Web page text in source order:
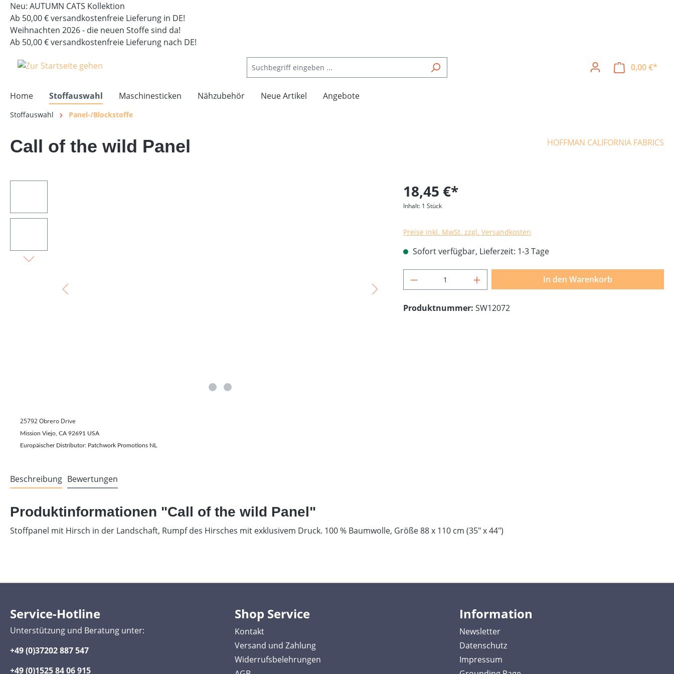
Zur Hauptnavigation springen
Neu: AUTUMN CATS Kollektion
Ab 50,00 € versandkostenfreie Lieferung in DE!
Weihnachten 2026 - die neuen Stoffe sind da!
Ab 50,00 € versandkostenfreie Lieferung nach DE!
0,00 €*
Home Stoffauswahl Maschinesticken Nähzubehör Neue Artikel Angebote
Stoffauswahl Panel-/Blockstoffe
Call of the wild Panel HOFFMAN CALIFORNIA FABRICS
18,45 €*
Inhalt: 1 Stück
Preise inkl. MwSt. zzgl. Versandkosten
Sofort verfügbar, Lieferzeit: 1-3 Tage
Produkt Anzahl: Gib den gewünschten Wert
In den Warenkorb
Produktnummer: SW12072
25792 Obrero Drive
Mission Viejo, CA 92691 USA
Europäischer Distributor: Patchwork Promotions NL
Beschreibung Bewertungen
Produktinformationen "Call of the wild Panel"
Stoffpanel mit Hirsch in der Landschaft, Rumpf des Hirsches mit exklusivem Druck. 100 % Baumwolle, Größe 88 x 110 cm (35" x 44")
Service-Hotline
Unterstützung und Beratung unter:
+49 (0)37202 887 547
+49 (0)1525 84 06 915
Shop Service
Kontakt
Versand und Zahlung
Widerrufsbelehrungen
Information
Newsletter
Datenschutz
Impressum